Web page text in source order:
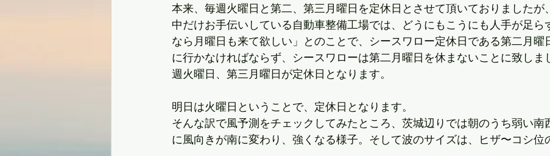
本来、毎週火曜日と第二、第三月曜日を定休日とさせて頂いておりましたが
中だけお手伝いしている自動車整備工場では、どうにもこうにも人手が足ら
なら月曜日も来て欲しい」とのことで、シースワロー定休日である第二月曜
に行かなければならず、シースワローは第二月曜日を休まないことに致しま
週火曜日、第三月曜日が定休日となります。
明日は火曜日ということで、定休日となります。
そんな訳で風予測をチェックしてみたところ、茨城辺りでは朝のうち弱い南
に風向きが南に変わり、強くなる様子。そして波のサイズは、ヒザ〜コシ位